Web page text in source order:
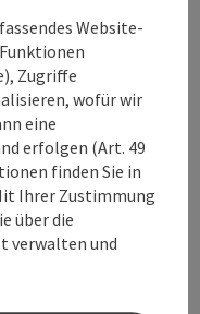
geöffnet
geöffnet
3
Website-
Zugriffe
wofür wir
eine
erfolgen (Art. 49
finden Sie in
Ihrer Zustimmung
über die
verwalten und